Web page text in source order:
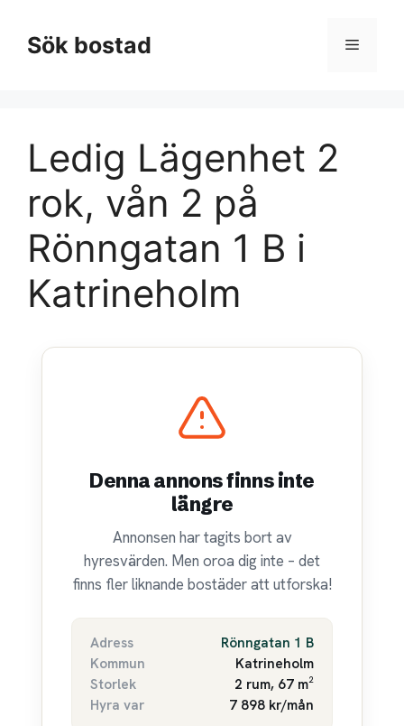
innehållSök bostad Meny
Ledig Lägenhet 2
rok, vån 2 på
Rönngatan 1 B i
Katrineholm
Denna annons finns inte
längre
Annonsen har tagits bort av
hyresvärden. Men oroa dig inte – det
finns fler liknande bostäder att utforska!
Adress
Rönngatan 1 B
Kommun
Katrineholm
Storlek
2 rum, 67 m²
Hyra var
7 898 kr/mån